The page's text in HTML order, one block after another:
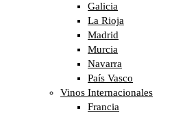
Galicia
La Rioja
Madrid
Murcia
Navarra
País Vasco
Vinos Internacionales
Francia